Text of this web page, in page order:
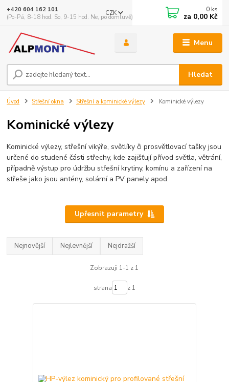
Menu
CZK
Hledat
+420 604 162 101
(Po-Pá, 8-18 hod. So, 9-15 hod. Ne, po domluvě)
0 ks
za 0,00 Kč
Úvod Střešní okna Střešní a kominické výlezy Kominické výlezy
Kominické výlezy
Kominické výlezy, střešní vikýře, světlíky či prosvětlovací tašky jsou
určené do studené části střechy, kde zajišťují přívod světla, větrání,
případně výstup pro údržbu střešní krytiny, komínu a zařízení na
střeše jako jsou antény, solární a PV panely apod.
Upřesnit parametry
Nejnovější Nejlevnější Nejdražší
Zobrazuji 1-1 z 1
strana z 1